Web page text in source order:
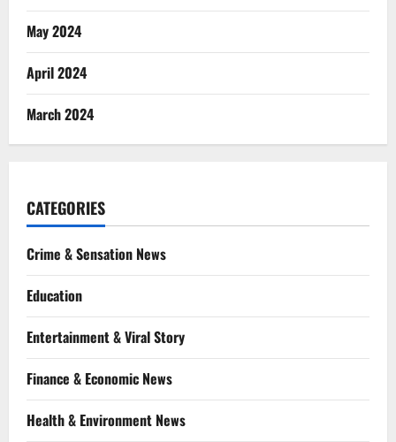
May 2024
April 2024
March 2024
CATEGORIES
Crime & Sensation News
Education
Entertainment & Viral Story
Finance & Economic News
Health & Environment News